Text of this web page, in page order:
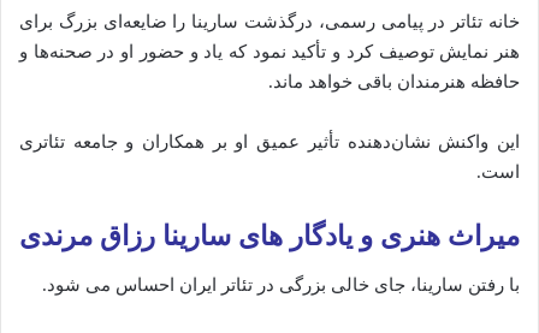
خانه تئاتر در پیامی رسمی، درگذشت سارینا را ضایعه‌ای بزرگ برای
هنر نمایش توصیف کرد و تأکید نمود که یاد و حضور او در صحنه‌ها و
حافظه هنرمندان باقی خواهد ماند.
این واکنش نشان‌دهنده تأثیر عمیق او بر همکاران و جامعه تئاتری
است.
میراث هنری و یادگار های سارینا رزاق مرندی
با رفتن سارینا، جای خالی بزرگی در تئاتر ایران احساس می‌ شود.